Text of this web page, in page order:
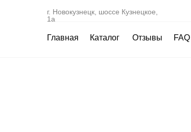
г. Новокузнецк, шоссе Кузнецкое,
1а
Главная Каталог Отзывы FAQ